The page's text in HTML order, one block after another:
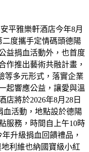
平雅樂軒酒店今年8月
度攜手定情碼頭德陽
益捐血活動外，也首度
作推出藝術共融計畫，
等多元形式，落實企業
起響應公益，讓愛與溫
店將於2026年8月28日
血活動，地點設於德陽
服務，時間自上午10時
升級捐血回饋禮品，
利維也納國寶級小紅